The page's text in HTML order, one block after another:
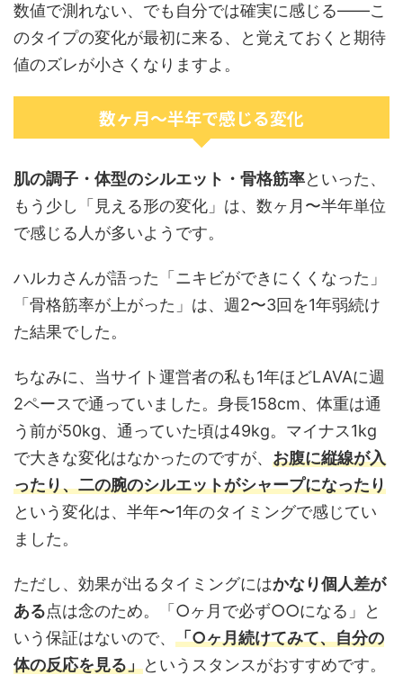
数値で測れない、でも自分では確実に感じる——こ
のタイプの変化が最初に来る、と覚えておくと期待
値のズレが小さくなりますよ。
数ヶ月〜半年で感じる変化
肌の調子・体型のシルエット・骨格筋率といった、
もう少し「見える形の変化」は、数ヶ月〜半年単位
で感じる人が多いようです。
ハルカさんが語った「ニキビができにくくなった」
「骨格筋率が上がった」は、週2〜3回を1年弱続け
た結果でした。
ちなみに、当サイト運営者の私も1年ほどLAVAに週
2ペースで通っていました。身長158cm、体重は通
う前が50kg、通っていた頃は49kg。マイナス1kg
で大きな変化はなかったのですが、 お腹に縦線が入
ったり、二の腕のシルエットがシャープになったり
という変化は、半年〜1年のタイミングで感じてい
ました。
ただし、効果が出るタイミングにはかなり個人差が
ある点は念のため。「○ヶ月で必ず○○になる」と
いう保証はないので、 「○ヶ月続けてみて、自分の
体の反応を見る」というスタンスがおすすめです。